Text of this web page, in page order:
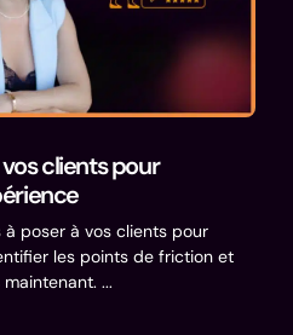
clients pour
à poser à vos clients pour
les points de friction et
...